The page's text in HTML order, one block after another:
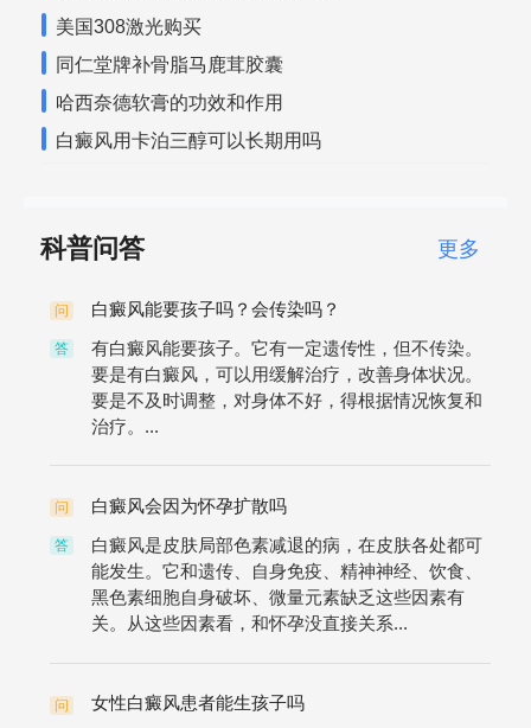
美国308激光购买
同仁堂牌补骨脂马鹿茸胶囊
哈西奈德软膏的功效和作用
白癜风用卡泊三醇可以长期用吗
科普问答 更多
问 白癜风能要孩子吗？会传染吗？
答
有白癜风能要孩子。它有一定遗传性，但不传染。
要是有白癜风，可以用缓解治疗，改善身体状况。
要是不及时调整，对身体不好，得根据情况恢复和
治疗。...
问 白癜风会因为怀孕扩散吗
答
白癜风是皮肤局部色素减退的病，在皮肤各处都可
能发生。它和遗传、自身免疫、精神神经、饮食、
黑色素细胞自身破坏、微量元素缺乏这些因素有
关。从这些因素看，和怀孕没直接关系...
问 女性白癜风患者能生孩子吗